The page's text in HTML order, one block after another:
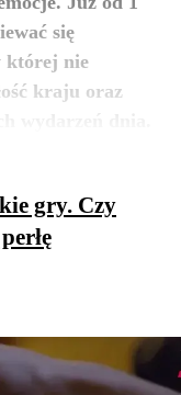
się
której nie
kraju oraz
gry. Czy